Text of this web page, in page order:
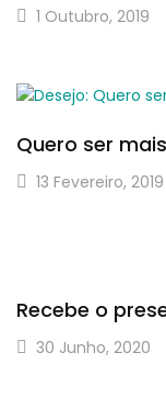
1 Outubro, 2019
Quero ser
13 Fevereiro, 2019
Recebe o
30 Junho, 2020